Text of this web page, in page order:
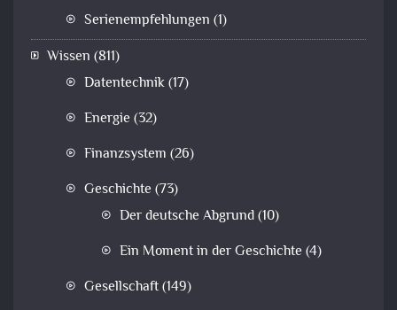
Serienempfehlungen (1)
Wissen (811)
Datentechnik(17)
Energie (32)
Finanzsystem (26)
Geschichte (73)
Der deutsche Abgrund(10)
Ein Moment in der Geschichte (4)
Gesellschaft(149)